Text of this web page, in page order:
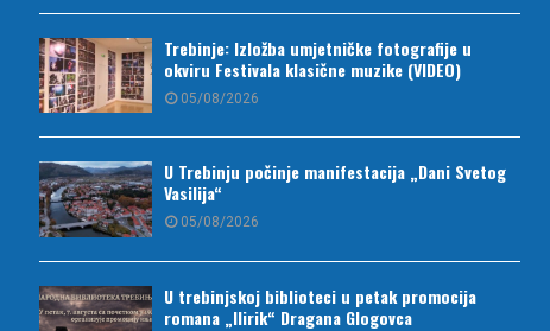
Trebinje: Izložba umjetničke fotografije u
okviru Festivala klasične muzike (VIDEO)
05/08/2026
U Trebinju počinje manifestacija „Dani Svetog
Vasilija“
05/08/2026
U trebinjskoj biblioteci u petak promocija
romana „Ilirik“ Dragana Glogovca